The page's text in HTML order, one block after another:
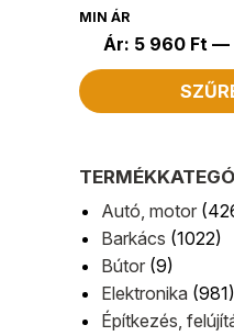
MIN ÁR
Ár: 5 960 Ft—
Autó, motor
Barkács (1022)
Bútor (9)
Elektronika (981)
Építkezés,